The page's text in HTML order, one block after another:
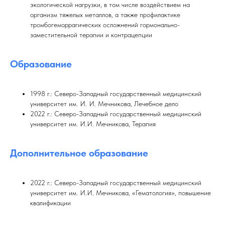
экологической нагрузки, в том числе воздействием на
организм тяжелых металлов, а также профилактике
тромбогеморрагических осложнений гормонально-
заместительной терапии и контрацепции
Образование
1998 г.: Северо-Западный государственный медицинский
университет им. И. И. Мечникова, Лечебное дело
2022 г.: Северо-Западный государственный медицинский
университет им. И.И. Мечникова, Терапия
Дополнительное образование
2022 г.: Северо-Западный государственный медицинский
университет им. И.И. Мечникова, «Гематология», повышение
квалификации